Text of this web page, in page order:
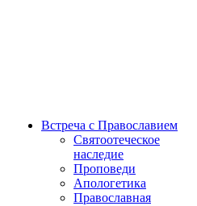
Встреча с Православием
Святоотеческое
наследие
Проповеди
Апологетика
Православная